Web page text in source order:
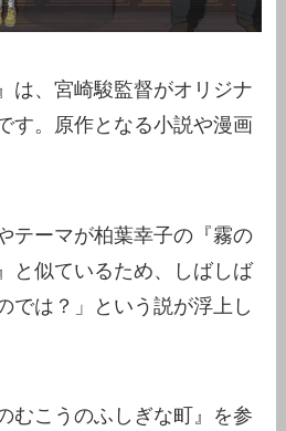
は、宮崎駿監督がオリジナ
す。原作となる小説や漫画
テーマが柏葉幸子の『霧の
と似ているため、しばしば
では？」という説が浮上し
むこうのふしぎな町』を参